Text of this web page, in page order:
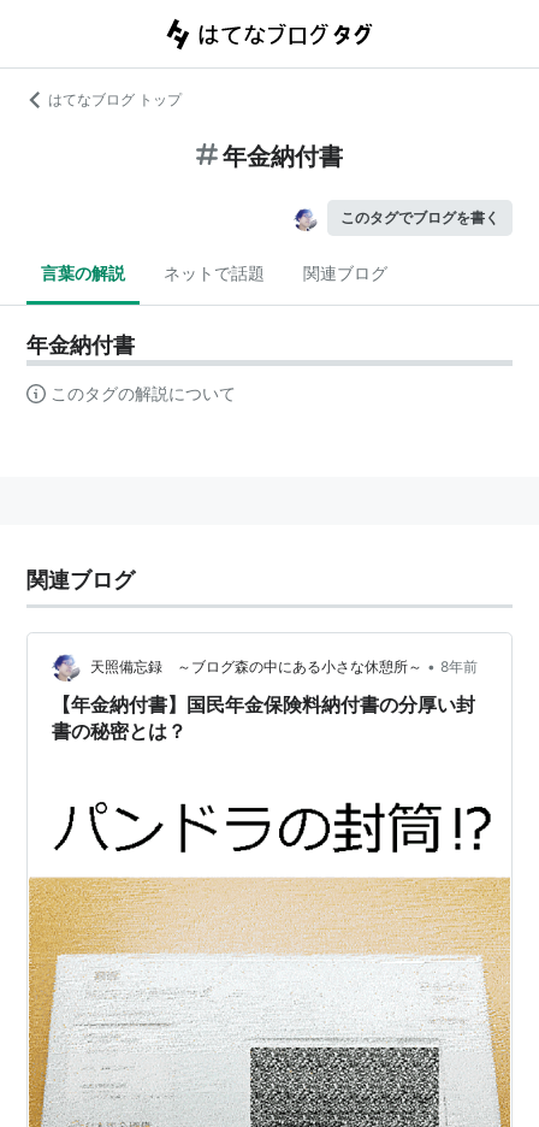
はてなブログ トップ
年金納付書
このタグでブログを書く
言葉の解説 ネットで話題 関連ブログ
年金納付書
このタグの解説について
関連ブログ
天照備忘録 ～ブログ森の中にある小さな休憩所～ • 8年前
【年金納付書】国民年金保険料納付書の分厚い封
書の秘密とは？